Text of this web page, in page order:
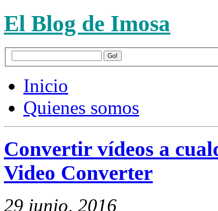
El Blog de Imosa
Inicio
Quienes somos
Convertir vídeos a
Video Converter
29 junio, 2016